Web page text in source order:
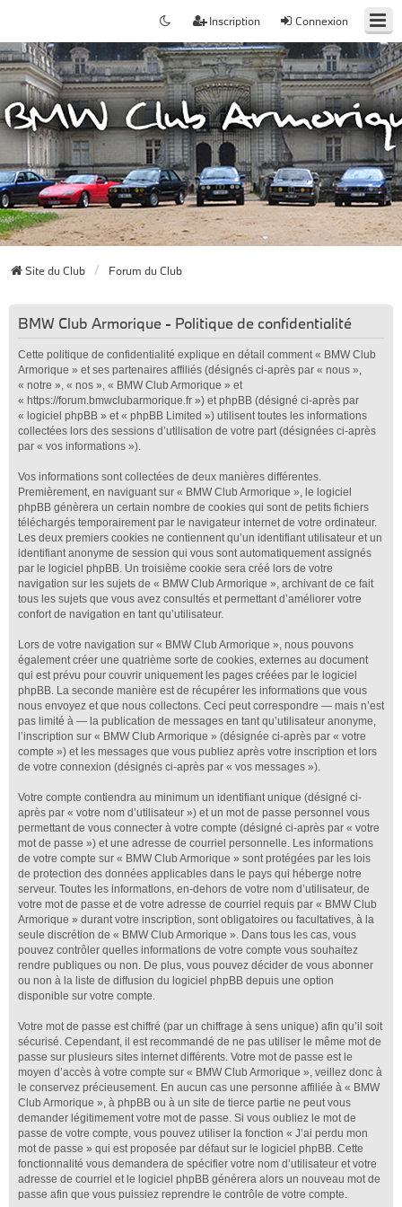
Connexion
Inscription
Site du Club Forum du Club
BMW Club Armorique - Politique de confidentialité
Cette politique de confidentialité explique en détail comment « BMW Club
Armorique » et ses partenaires affiliés (désignés ci-après par « nous »,
« notre », « nos », « BMW Club Armorique » et
« https://forum.bmwclubarmorique.fr ») et phpBB (désigné ci-après par
« logiciel phpBB » et « phpBB Limited ») utilisent toutes les informations
collectées lors des sessions d’utilisation de votre part (désignées ci-après
par « vos informations »).
Vos informations sont collectées de deux manières différentes.
Premièrement, en naviguant sur « BMW Club Armorique », le logiciel
phpBB génèrera un certain nombre de cookies qui sont de petits fichiers
téléchargés temporairement par le navigateur internet de votre ordinateur.
Les deux premiers cookies ne contiennent qu’un identifiant utilisateur et un
identifiant anonyme de session qui vous sont automatiquement assignés
par le logiciel phpBB. Un troisième cookie sera créé lors de votre
navigation sur les sujets de « BMW Club Armorique », archivant de ce fait
tous les sujets que vous avez consultés et permettant d’améliorer votre
confort de navigation en tant qu’utilisateur.
Lors de votre navigation sur « BMW Club Armorique », nous pouvons
également créer une quatrième sorte de cookies, externes au document
qui est prévu pour couvrir uniquement les pages créées par le logiciel
phpBB. La seconde manière est de récupérer les informations que vous
nous envoyez et que nous collectons. Ceci peut correspondre — mais n’est
pas limité à — la publication de messages en tant qu’utilisateur anonyme,
l’inscription sur « BMW Club Armorique » (désignée ci-après par « votre
compte ») et les messages que vous publiez après votre inscription et lors
de votre connexion (désignés ci-après par « vos messages »).
Votre compte contiendra au minimum un identifiant unique (désigné ci-
après par « votre nom d’utilisateur ») et un mot de passe personnel vous
permettant de vous connecter à votre compte (désigné ci-après par « votre
mot de passe ») et une adresse de courriel personnelle. Les informations
de votre compte sur « BMW Club Armorique » sont protégées par les lois
de protection des données applicables dans le pays qui héberge notre
serveur. Toutes les informations, en-dehors de votre nom d’utilisateur, de
votre mot de passe et de votre adresse de courriel requis par « BMW Club
Armorique » durant votre inscription, sont obligatoires ou facultatives, à la
seule discrétion de « BMW Club Armorique ». Dans tous les cas, vous
pouvez contrôler quelles informations de votre compte vous souhaitez
rendre publiques ou non. De plus, vous pouvez décider de vous abonner
ou non à la liste de diffusion du logiciel phpBB depuis une option
disponible sur votre compte.
Votre mot de passe est chiffré (par un chiffrage à sens unique) afin qu’il soit
sécurisé. Cependant, il est recommandé de ne pas utiliser le même mot de
passe sur plusieurs sites internet différents. Votre mot de passe est le
moyen d’accès à votre compte sur « BMW Club Armorique », veillez donc à
le conservez précieusement. En aucun cas une personne affiliée à « BMW
Club Armorique », à phpBB ou à un site de tierce partie ne peut vous
demander légitimement votre mot de passe. Si vous oubliez le mot de
passe de votre compte, vous pouvez utiliser la fonction « J’ai perdu mon
mot de passe » qui est proposée par défaut sur le logiciel phpBB. Cette
fonctionnalité vous demandera de spécifier votre nom d’utilisateur et votre
adresse de courriel et le logiciel phpBB générera alors un nouveau mot de
passe afin que vous puissiez reprendre le contrôle de votre compte.